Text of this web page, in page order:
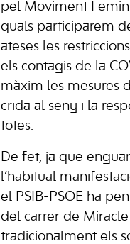
pel Moviment
quals participarem
ateses les
els contagis de la
màxim les mesures
crida al seny i la
totes.
De fet, ja que
l’habitual
el PSIB-PSOE ha
del carrer de
tradicionalment els